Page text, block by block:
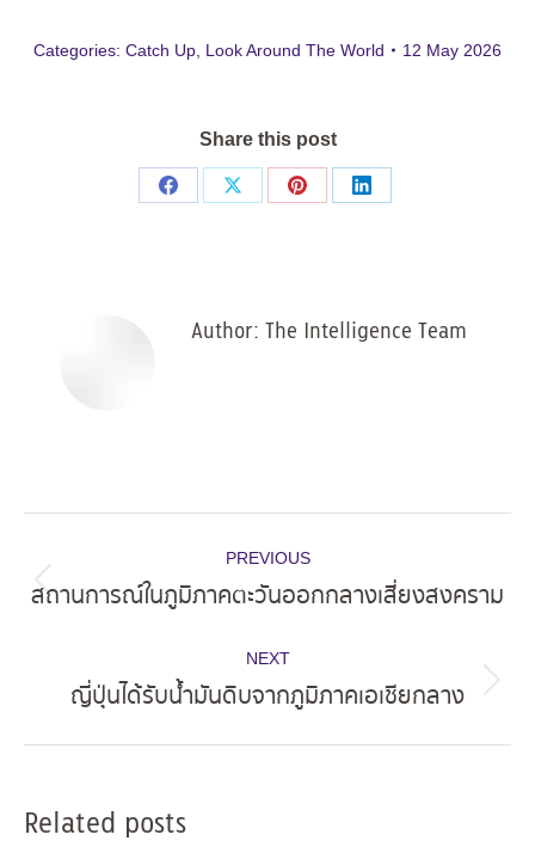
Categories: Catch Up Look Around The World 12 May 2026
Share this post
Share
Share
Share
Share
Author: The Intelligence Team
navigation
PREVIOUS
Previous
สถานการณ์ในภูมิภาคตะวันออกกลางเสี่ยงสงคราม
NEXT
Next
ญี่ปุ่นได้รับน้ำมันดิบจากภูมิภาคเอเชียกลาง
Related posts